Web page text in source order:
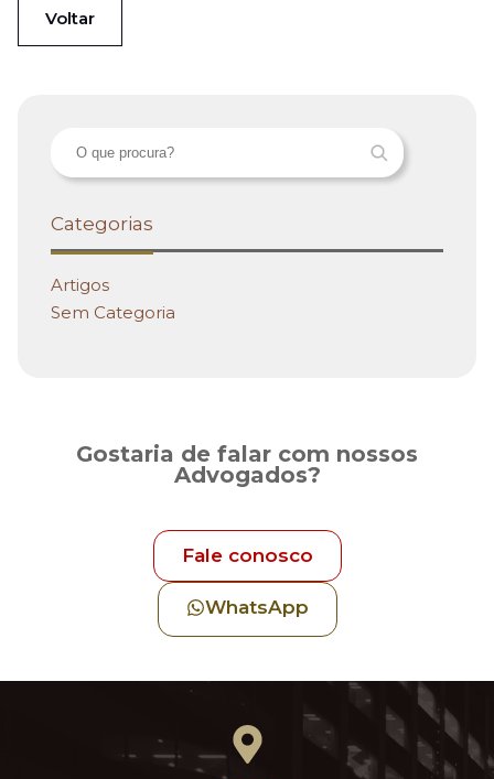
Voltar
Categorias
Artigos
Sem Categoria
Gostaria de falar com nossos
Advogados?
Fale conosco
WhatsApp